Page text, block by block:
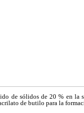
de sólidos de 20 % en la
de butilo para la